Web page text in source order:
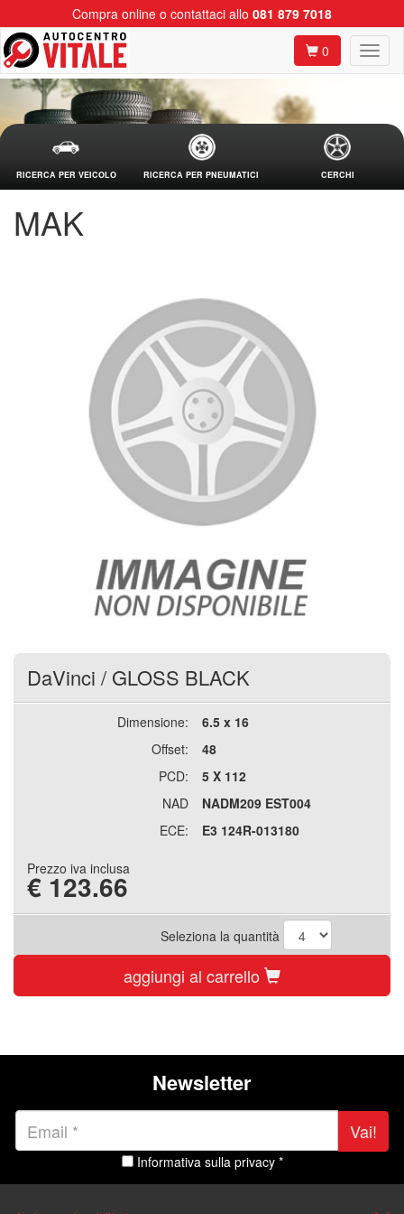
Compra online o contattaci allo 081 879 7018
0
RICERCA PER VEICOLO RICERCA PER PNEUMATICI CERCHI
MAK
DaVinci / GLOSS BLACK
Dimensione:
6.5 x 16
Offset:
48
PCD:
5 X 112
NAD
NADM209 EST004
ECE:
E3 124R-013180
Prezzo iva inclusa
€ 123.66
Seleziona la quantità
aggiungi al carrello
Newsletter
Vai!
Informativa sulla privacy *